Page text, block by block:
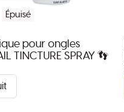
Épuisé
pour ongles
TINCTURE SPRAY 👣